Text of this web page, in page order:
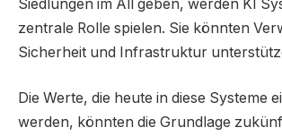
Siedlungen im All geben, werden KI
zentrale Rolle spielen. Sie könnten
Sicherheit und Infrastruktur
Die Werte, die heute in diese Systeme
werden, könnten die Grundlage